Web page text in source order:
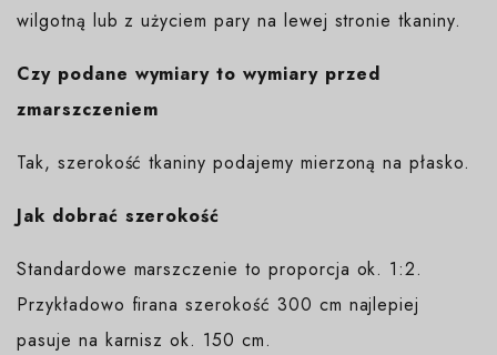
wilgotną lub z użyciem pary na lewej stronie tkaniny.
Czy podane wymiary to wymiary przed
zmarszczeniem
Tak, szerokość tkaniny podajemy mierzoną na płasko.
Jak dobrać szerokość
Standardowe marszczenie to proporcja ok. 1:2.
Przykładowo firana szerokość 300 cm najlepiej
pasuje na karnisz ok. 150 cm.